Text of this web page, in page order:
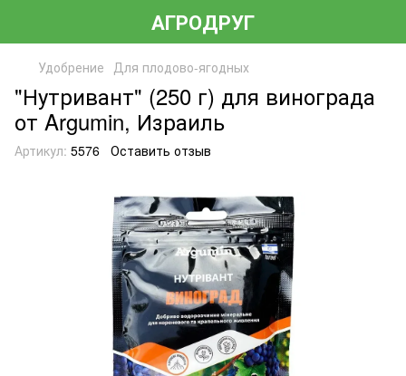
АГРОДРУГ
Удобрение Для плодово-ягодных
"Нутривант" (250 г) для винограда
от Argumin, Израиль
Артикул: 5576 Оставить отзыв